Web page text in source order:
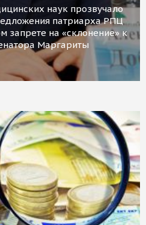
наук прозвучало
патриарха РПЦ
запрете на «склонение» к
Маргариты